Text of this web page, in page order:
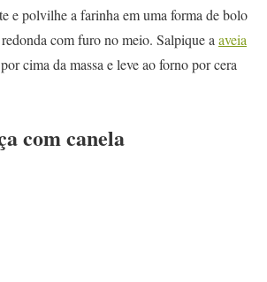
e polvilhe a farinha em uma forma de bolo
com furo no meio. Salpique a aveia
cima da massa e leve ao forno por cera
com canela